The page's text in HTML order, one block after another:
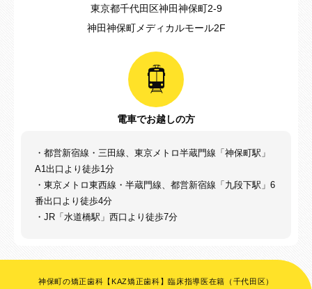
東京都千代田区神田神保町2-9
神田神保町メディカルモール2F
電車でお越しの方
・都営新宿線・三田線、東京メトロ半蔵門線「神保町駅」
A1出口より徒歩1分
・東京メトロ東西線・半蔵門線、都営新宿線「九段下駅」6
番出口より徒歩4分
・JR「水道橋駅」西口より徒歩7分
神保町の矯正歯科【KAZ矯正歯科】臨床指導医在籍（千代田区）